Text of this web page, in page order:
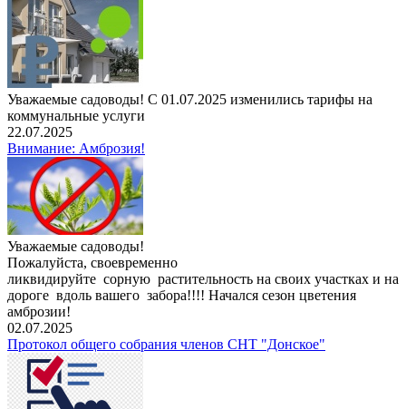
Уважаемые садоводы! С 01.07.2025 изменились тарифы на
коммунальные услуги
22.07.2025
Внимание: Амброзия!
Уважаемые садоводы!
Пожалуйста, своевременно
ликвидируйте сорную растительность на своих участках и на
дороге вдоль вашего забора!!!! Начался сезон цветения
амброзии!
02.07.2025
Протокол общего собрания членов СНТ "Донское"